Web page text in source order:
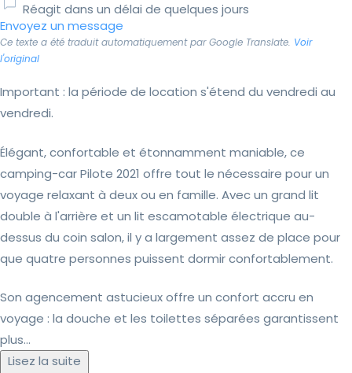
Réagit dans un délai de quelques jours
Envoyez un message
Ce texte a été traduit automatiquement par Google Translate. Voir
l'original
Important : la période de location s'étend du vendredi au
vendredi.
Élégant, confortable et étonnamment maniable, ce
camping-car Pilote 2021 offre tout le nécessaire pour un
voyage relaxant à deux ou en famille. Avec un grand lit
double à l'arrière et un lit escamotable électrique au-
dessus du coin salon, il y a largement assez de place pour
que quatre personnes puissent dormir confortablement.
Son agencement astucieux offre un confort accru en
voyage : la douche et les toilettes séparées garantissent
plus...
Lisez la suite